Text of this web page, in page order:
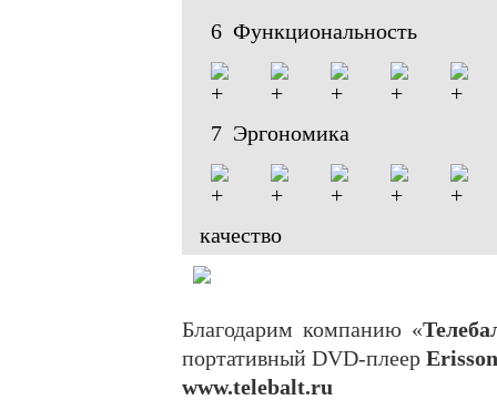
6 Функциональность
7 Эргономика
качество
Благодарим компанию «
портативный DVD-плеер
www.telebalt.ru